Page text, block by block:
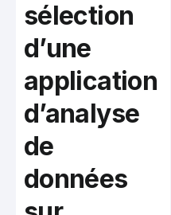
sélection
d’une
application
d’analyse
de
données